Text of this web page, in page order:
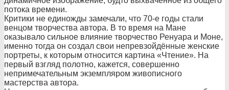
потока времени.
Критики не единожды замечали, что 70-е годы стали
венцом творчества автора. В то время на Мане
оказывало сильное влияние творчество Ренуара и Моне,
именно тогда он создал свои непревзойдённые женские
портреты, к которым относится картина «Чтение». На
первый взгляд полотно, кажется, совершенно
непримечательным экземпляром живописного
мастерства автора.